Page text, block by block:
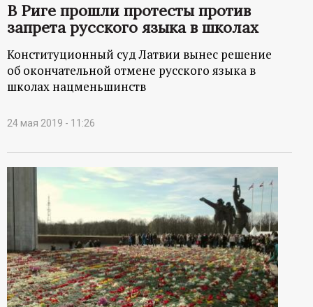
т
а
л
В Риге прошли протесты против
запрета русского языка в школах
Конституционный суд Латвии вынес решение
об окончательной отмене русского языка в
школах нацменьшинств
24 мая 2019 - 11:26